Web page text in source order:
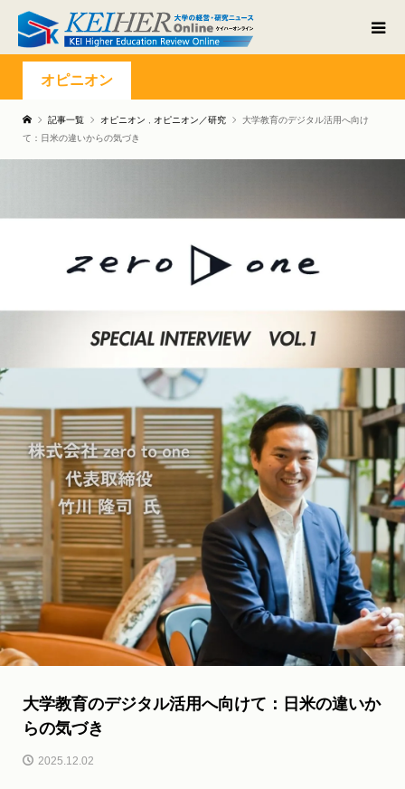
オピニオン
記事一覧 オピニオン オピニオン／研究
大学教育のデジタル活用へ向け
て：日米の違いからの気づき
大学教育のデジタル活用へ向けて：日米の違いか
らの気づき
2025.12.02